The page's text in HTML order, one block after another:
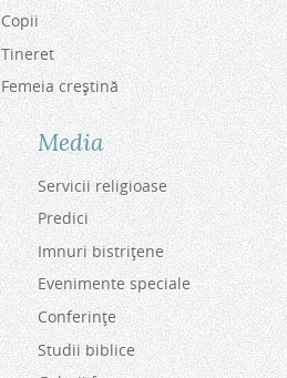
Copii
Tineret
Femeia creştină
Media
Servicii religioase
Predici
Imnuri bistriţene
Evenimente speciale
Conferinţe
Studii biblice